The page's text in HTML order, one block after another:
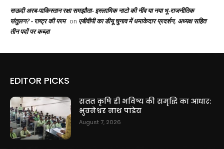
सऊदी अरब-पाकिस्तान रक्षा समझौता- इस्लामिक नाटो की नींव या नया भू-राजनीतिक
संतुलन? - राष्ट्र की परम on एबीवीपी का डीयू चुनाव में धमाकेदार प्रदर्शन, अध्यक्ष सहित
तीन पदों पर कब्ज़ा
EDITOR PICKS
सतत कृषि ही भविष्य की समृद्धि का आधार:
भुवनेश्वर नाथ पांडेय
August 7, 2026